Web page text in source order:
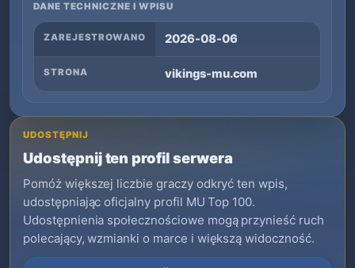
DANE TECHNICZNE I WPISU
ZAREJESTROWANO 2026-08-06
STRONA vikings-mu.com
UDOSTĘPNIJ
Udostępnij ten profil serwera
Pomóż większej liczbie graczy odkryć ten wpis,
udostępniając oficjalny profil MU Top 100.
Udostępnienia społecznościowe mogą przynieść ruch
polecający, wzmianki o marce i większą widoczność.